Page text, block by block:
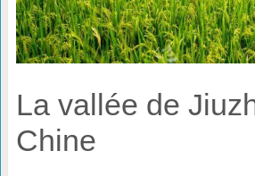
La vallée de
Chine